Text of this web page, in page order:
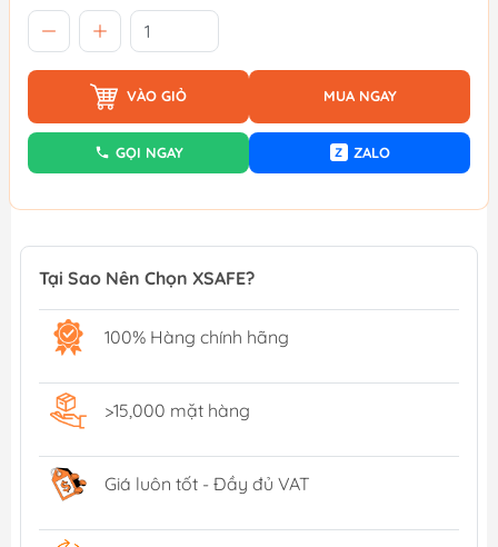
VÀO GIỎ MUA NGAY
GỌI NGAY Z ZALO
Tại Sao Nên Chọn XSAFE?
100% Hàng chính hãng
>15,000 mặt hàng
Giá luôn tốt - Đầy đủ VAT